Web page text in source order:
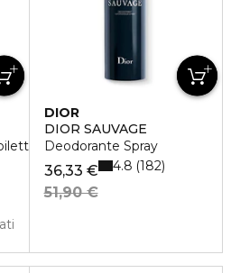
Vaporisateur
DIOR
DIOR SAUVAGE
Deodorante Spray
36,33 €
51,90 €
4.8 182